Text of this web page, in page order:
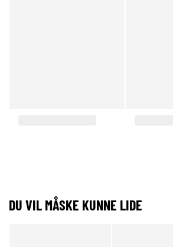
DU VIL MÅSKE KUNNE LIDE